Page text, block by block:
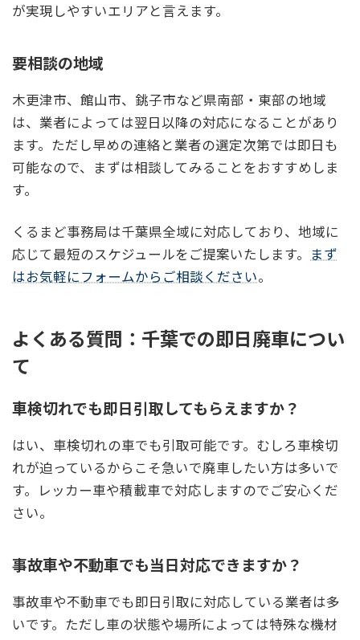
が実現しやすいエリアと言えます。
要相談の地域
木更津市、館山市、銚子市など県南部・東部の地域
は、業者によっては翌日以降の対応になることがあり
ます。ただし早めの連絡と業者の選定次第では即日も
可能なので、まずは相談してみることをおすすめしま
す。
くるまど事務局は千葉県全域に対応しており、地域に
応じて最短のスケジュールをご提案いたします。 まず
はお気軽にフォームからご相談ください。
よくある質問：千葉での即日廃車につい
て
車検切れでも即日引取してもらえますか？
はい、車検切れの車でも引取可能です。むしろ車検切
れが迫っているからこそ急いで廃車したい方は多いで
す。レッカー車や積載車で対応しますのでご安心くだ
さい。
事故車や不動車でも当日対応できますか？
事故車や不動車でも即日引取に対応している業者は多
いです。ただし車の状態や場所によっては特殊な機材